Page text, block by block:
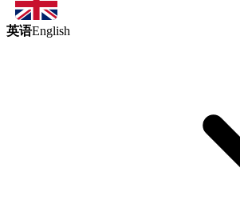
英语English